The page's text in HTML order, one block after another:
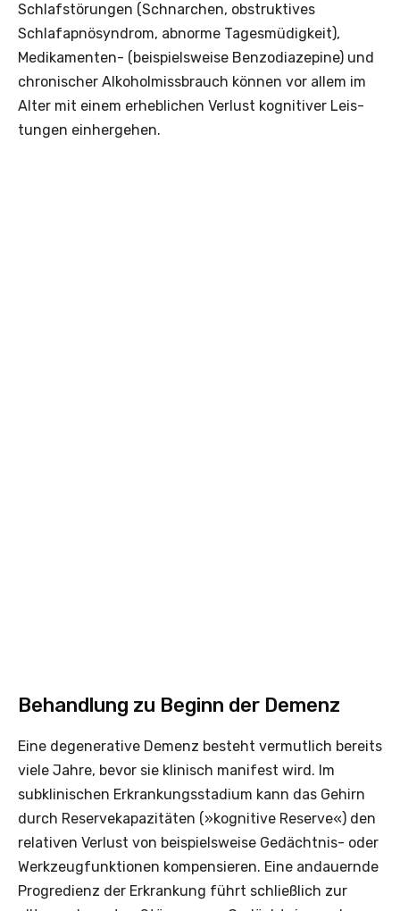
Schlafstörungen (Schnarchen, obstruktives
Schlafapnösyndrom, abnorme Tagesmüdigkeit),
Medikamenten- (beispielsweise Benzodiazepine) und
chronischer Alkoholmissbrauch können vor allem im
Alter mit einem erheblichen Verlust kognitiver Leis­
tungen einhergehen.
Behandlung zu Beginn der Demenz
Eine degenerative Demenz besteht vermutlich bereits
viele Jahre, bevor sie klinisch manifest wird. Im
subklinischen Erkrankungsstadium kann das Gehirn
durch Reservekapazitäten (»kognitive Reserve«) den
relativen Verlust von beispielsweise Gedächtnis- oder
Werkzeugfunktionen kompensieren. Eine andauernde
Progredienz der Erkrankung führt schließlich zur